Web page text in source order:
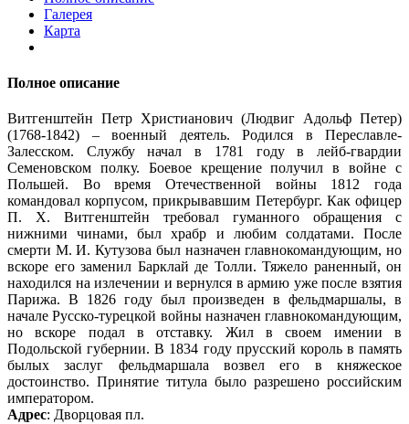
Галерея
Карта
Полное описание
Витгенштейн Петр Христианович (Людвиг Адольф Петер)
(1768-1842) – военный деятель. Родился в Переславле-
Залесском. Службу начал в 1781 году в лейб-гвардии
Семеновском полку. Боевое крещение получил в войне с
Польшей. Во время Отечественной войны 1812 года
командовал корпусом, прикрывавшим Петербург. Как офицер
П. Х. Витгенштейн требовал гуманного обращения с
нижними чинами, был храбр и любим солдатами. После
смерти М. И. Кутузова был назначен главнокомандующим, но
вскоре его заменил Барклай де Толли. Тяжело раненный, он
находился на излечении и вернулся в армию уже после взятия
Парижа. В 1826 году был произведен в фельдмаршалы, в
начале Русско-турецкой войны назначен главнокомандующим,
но вскоре подал в отставку. Жил в своем имении в
Подольской губернии. В 1834 году прусский король в память
былых заслуг фельдмаршала возвел его в княжеское
достоинство. Принятие титула было разрешено российским
императором.
Адрес: Дворцовая пл.